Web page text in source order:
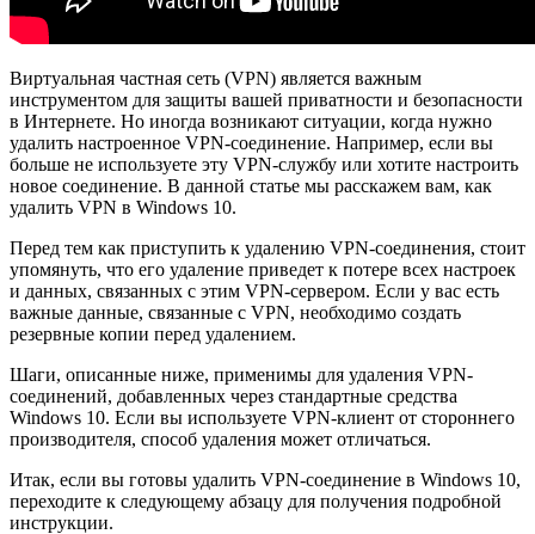
Виртуальная частная сеть (VPN) является важным
инструментом для защиты вашей приватности и безопасности
в Интернете. Но иногда возникают ситуации, когда нужно
удалить настроенное VPN-соединение. Например, если вы
больше не используете эту VPN-службу или хотите настроить
новое соединение. В данной статье мы расскажем вам, как
удалить VPN в Windows 10.
Перед тем как приступить к удалению VPN-соединения, стоит
упомянуть, что его удаление приведет к потере всех настроек
и данных, связанных с этим VPN-сервером. Если у вас есть
важные данные, связанные с VPN, необходимо создать
резервные копии перед удалением.
Шаги, описанные ниже, применимы для удаления VPN-
соединений, добавленных через стандартные средства
Windows 10. Если вы используете VPN-клиент от стороннего
производителя, способ удаления может отличаться.
Итак, если вы готовы удалить VPN-соединение в Windows 10,
переходите к следующему абзацу для получения подробной
инструкции.